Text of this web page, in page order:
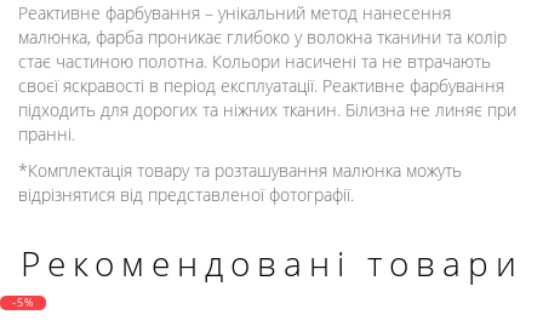
Реактивне фарбування – унікальний метод нанесення
малюнка, фарба проникає глибоко у волокна тканини та колір
стає частиною полотна. Кольори насичені та не втрачають
своєї яскравості в період експлуатації. Реактивне фарбування
підходить для дорогих та ніжних тканин. Білизна не линяє при
пранні.
*Комплектація товару та розташування малюнка можуть
відрізнятися від представленої фотографії.
Рекомендовані товари
-5%